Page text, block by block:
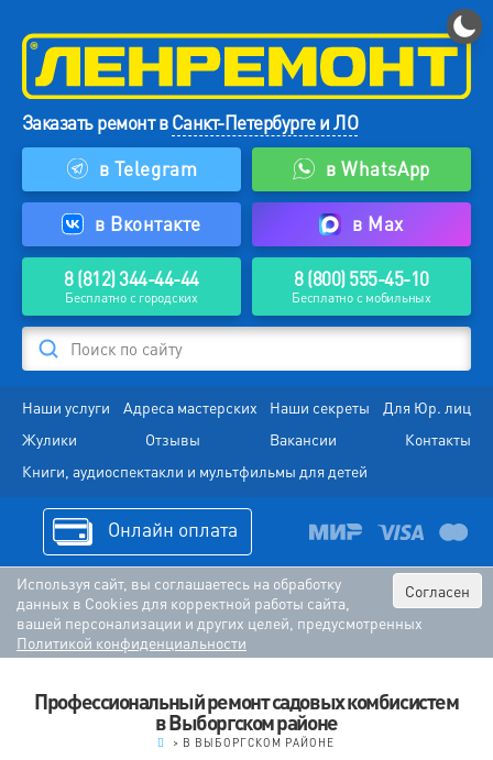
Заказать ремонт вСанкт-Петербурге и ЛО
в Telegram
в WhatsApp
в Вконтакте в Max
8 (812) 344-44-44
Бесплатно с городских
8 (800) 555-45-10
Бесплатно с мобильных
Поиск по сайту
Наши услуги Адреса мастерских Наши секреты
Для Юр. лиц
Жулики
Отзывы Вакансии
Контакты
Книги, аудиоспектакли и мультфильмы для детей
Онлайн оплата
Согласен
Используя сайт, вы соглашаетесь на обработку
данных в Cookies для корректной работы сайта,
вашей персонализации и других целей, предусмотренных
Политикой конфиденциальности
Профессиональный ремонт садовых комбисистем
в Выборгском районе
> В ВЫБОРГСКОМ РАЙОНЕ